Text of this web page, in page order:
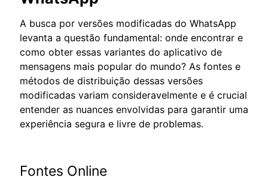
A busca por versões modificadas do WhatsApp
levanta a questão fundamental: onde encontrar e
como obter essas variantes do aplicativo de
mensagens mais popular do mundo? As fontes e
métodos de distribuição dessas versões
modificadas variam consideravelmente e é crucial
entender as nuances envolvidas para garantir uma
experiência segura e livre de problemas.
Fontes Online